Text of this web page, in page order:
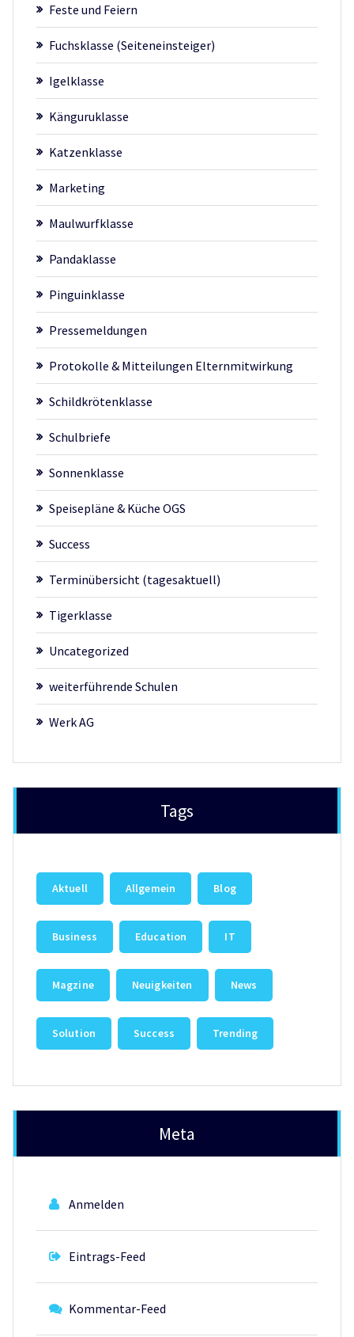
Feste und Feiern
Fuchsklasse (Seiteneinsteiger)
Igelklasse
Känguruklasse
Katzenklasse
Marketing
Maulwurfklasse
Pandaklasse
Pinguinklasse
Pressemeldungen
Protokolle & Mitteilungen Elternmitwirkung
Schildkrötenklasse
Schulbriefe
Sonnenklasse
Speisepläne & Küche OGS
Success
Terminübersicht (tagesaktuell)
Tigerklasse
Uncategorized
weiterführende Schulen
Werk AG
Tags
Aktuell Allgemein Blog
Business Education IT
Magzine Neuigkeiten News
Solution Success Trending
Meta
Anmelden
Eintrags-Feed
Kommentar-Feed